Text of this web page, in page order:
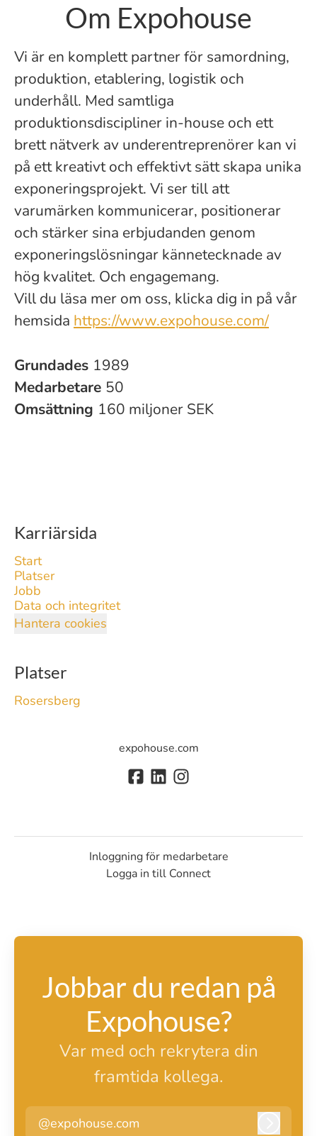
Om Expohouse
Vi är en komplett partner för samordning,
produktion, etablering, logistik och
underhåll. Med samtliga
produktionsdiscipliner in-house och ett
brett nätverk av underentreprenörer kan vi
på ett kreativt och effektivt sätt skapa unika
exponeringsprojekt. Vi ser till att
varumärken kommunicerar, positionerar
och stärker sina erbjudanden genom
exponeringslösningar kännetecknade av
hög kvalitet. Och engagemang.
Vill du läsa mer om oss, klicka dig in på vår
hemsida https://www.expohouse.com/
Grundades 1989
Medarbetare 50
Omsättning 160 miljoner SEK
Karriärsida
Start
Platser
Jobb
Data och integritet
Hantera cookies
Platser
Rosersberg
expohouse.com
Inloggning för medarbetare
Logga in till Connect
Jobbar du redan på
Expohouse?
Var med och rekrytera din
framtida kollega.
@expohouse.com